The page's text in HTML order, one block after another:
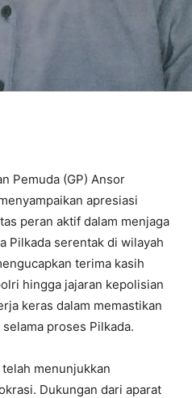
Pemuda (GP) Ansor
apresiasi
peran aktif dalam menjaga
Pilkada serentak di wilayah
terima kasih
hingga jajaran kepolisian
keras dalam memastikan
proses Pilkada.
menunjukkan
Dukungan dari aparat